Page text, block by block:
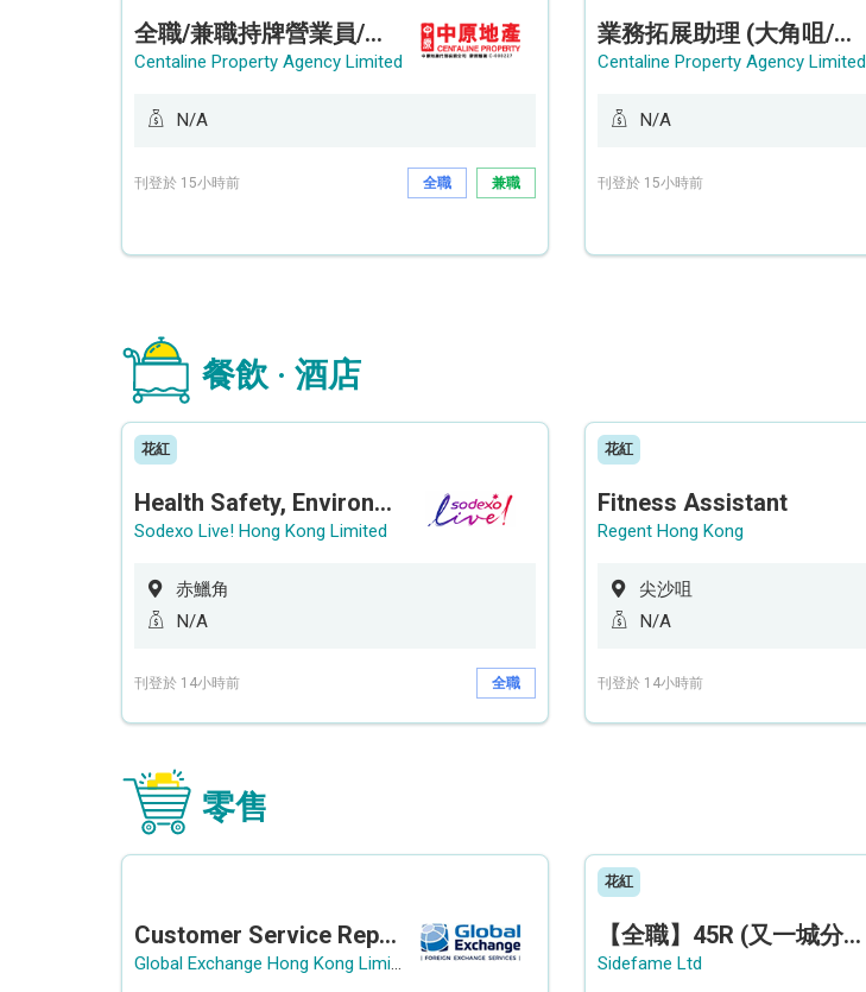
全職/兼職持牌營業員/持牌地產代理 (長沙灣/將軍澳/油塘)
Centaline Property Agency Limited
N/A
刊登於 15小時前 全職 兼職
業務拓展助理 (大角咀/荔枝角/九龍塘)
Centaline Property Agency Limited
N/A
刊登於 15小時前
餐飲 · 酒店
花紅
Health Safety, Environment & Quality Assurance Officer (Maternity cover – 5 months contract)
Sodexo Live! Hong Kong Limited
赤鱲角
N/A
刊登於 14小時前 全職
花紅
Fitness Assistant
Regent Hong Kong
尖沙咀
N/A
刊登於 14小時前
零售
Customer Service Representative (Airport)
Global Exchange Hong Kong Limited
花紅
【全職】45R (又一城分店) Sales Operation Assistant 銷售營運助理【永久保證佣金+新人獎金$3,000】
Sidefame Ltd